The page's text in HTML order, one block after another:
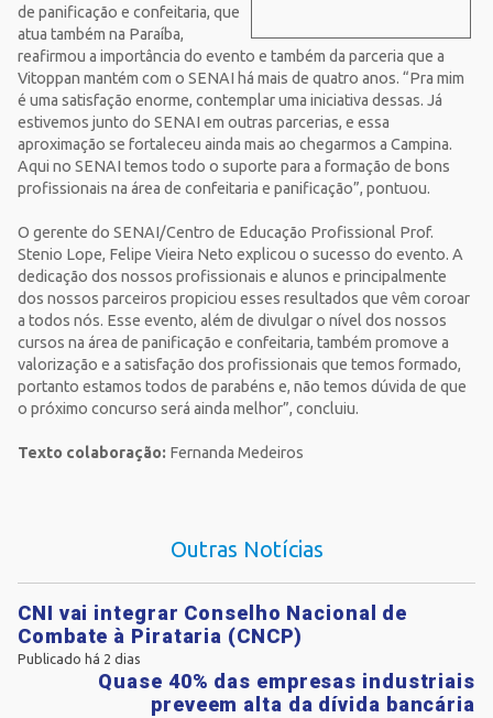
de panificação e confeitaria, que
atua também na Paraíba,
reafirmou a importância do evento e também da parceria que a
Vitoppan mantém com o SENAI há mais de quatro anos. “Pra mim
é uma satisfação enorme, contemplar uma iniciativa dessas. Já
estivemos junto do SENAI em outras parcerias, e essa
aproximação se fortaleceu ainda mais ao chegarmos a Campina.
Aqui no SENAI temos todo o suporte para a formação de bons
profissionais na área de confeitaria e panificação”, pontuou.
O gerente do SENAI/Centro de Educação Profissional Prof.
Stenio Lope, Felipe Vieira Neto explicou o sucesso do evento. A
dedicação dos nossos profissionais e alunos e principalmente
dos nossos parceiros propiciou esses resultados que vêm coroar
a todos nós. Esse evento, além de divulgar o nível dos nossos
cursos na área de panificação e confeitaria, também promove a
valorização e a satisfação dos profissionais que temos formado,
portanto estamos todos de parabéns e, não temos dúvida de que
o próximo concurso será ainda melhor”, concluiu.
Texto colaboração: Fernanda Medeiros
Outras Notícias
CNI vai integrar Conselho Nacional de
Combate à Pirataria (CNCP)
Publicado há 2 dias
Quase 40% das empresas industriais
preveem alta da dívida bancária